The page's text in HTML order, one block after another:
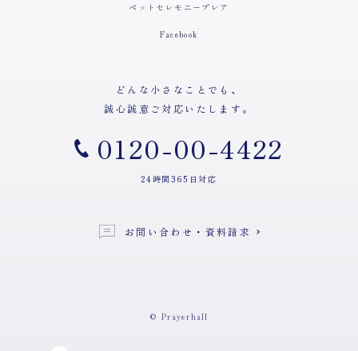
ペットセレモニープレア
Facebook
どんな小さなことでも、
誠心誠意ご対応いたします。
0120-00-4422
24時間365日対応
お問い合わせ・資料請求
© Prayerhall